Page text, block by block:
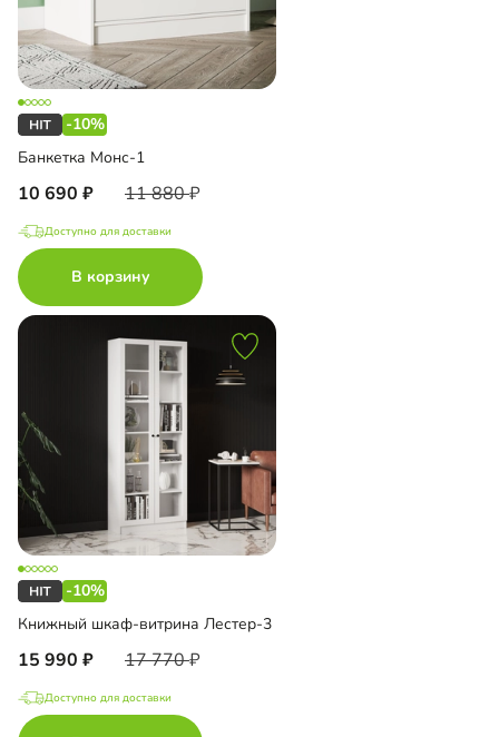
-10%
Банкетка Монс-1
10 690 11 880
Доступно для доставки
В корзину
-10%
Книжный шкаф-витрина Лестер-3
15 990 17 770
Доступно для доставки